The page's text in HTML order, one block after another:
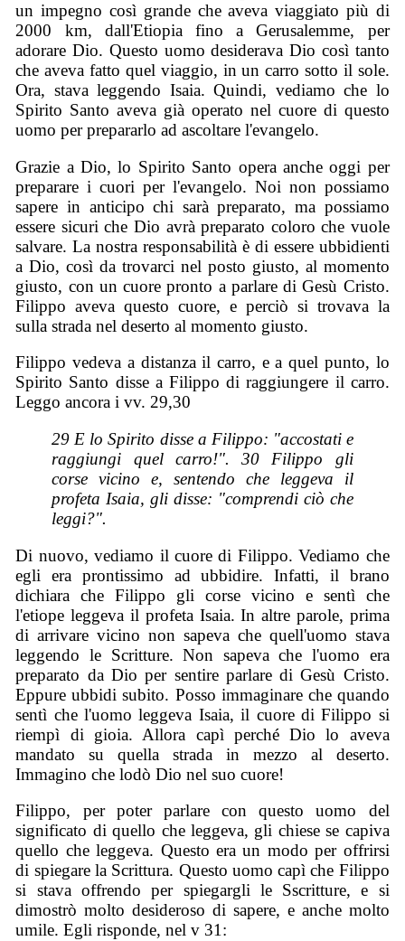
un impegno così grande che aveva viaggiato più di
2000 km, dall'Etiopia fino a Gerusalemme, per
adorare Dio. Questo uomo desiderava Dio così tanto
che aveva fatto quel viaggio, in un carro sotto il sole.
Ora, stava leggendo Isaia. Quindi, vediamo che lo
Spirito Santo aveva già operato nel cuore di questo
uomo per prepararlo ad ascoltare l'evangelo.
Grazie a Dio, lo Spirito Santo opera anche oggi per
preparare i cuori per l'evangelo. Noi non possiamo
sapere in anticipo chi sarà preparato, ma possiamo
essere sicuri che Dio avrà preparato coloro che vuole
salvare. La nostra responsabilità è di essere ubbidienti
a Dio, così da trovarci nel posto giusto, al momento
giusto, con un cuore pronto a parlare di Gesù Cristo.
Filippo aveva questo cuore, e perciò si trovava la
sulla strada nel deserto al momento giusto.
Filippo vedeva a distanza il carro, e a quel punto, lo
Spirito Santo disse a Filippo di raggiungere il carro.
Leggo ancora i vv. 29,30
29 E lo Spirito disse a Filippo: "accostati e
raggiungi quel carro!". 30 Filippo gli
corse vicino e, sentendo che leggeva il
profeta Isaia, gli disse: "comprendi ciò che
leggi?".
Di nuovo, vediamo il cuore di Filippo. Vediamo che
egli era prontissimo ad ubbidire. Infatti, il brano
dichiara che Filippo gli corse vicino e sentì che
l'etiope leggeva il profeta Isaia. In altre parole, prima
di arrivare vicino non sapeva che quell'uomo stava
leggendo le Scritture. Non sapeva che l'uomo era
preparato da Dio per sentire parlare di Gesù Cristo.
Eppure ubbidi subito. Posso immaginare che quando
sentì che l'uomo leggeva Isaia, il cuore di Filippo si
riempì di gioia. Allora capì perché Dio lo aveva
mandato su quella strada in mezzo al deserto.
Immagino che lodò Dio nel suo cuore!
Filippo, per poter parlare con questo uomo del
significato di quello che leggeva, gli chiese se capiva
quello che leggeva. Questo era un modo per offrirsi
di spiegare la Scrittura. Questo uomo capì che Filippo
si stava offrendo per spiegargli le Sscritture, e si
dimostrò molto desideroso di sapere, e anche molto
umile. Egli risponde, nel v 31: